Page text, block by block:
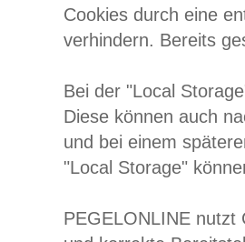
Cookies durch eine
verhindern. Bereits
Bei der "Local
Diese können auch
und bei einem
"Local Storage"
PEGELONLINE nutzt